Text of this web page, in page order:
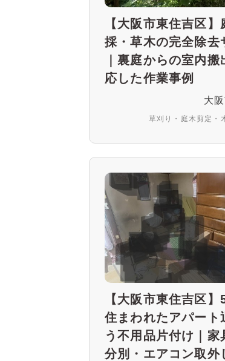
【大阪市東住吉区】
採・草木の完全除去
｜裏庭からの室内搬
応した作業事例
大
草刈り・庭木剪定・
【大阪市東住吉区
住まわれたアパート
う不用品片付け｜家
分別・エアコン取外